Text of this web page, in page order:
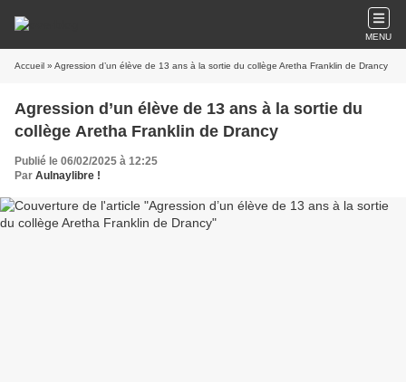
MENU
Accueil » Agression d’un élève de 13 ans à la sortie du collège Aretha Franklin de Drancy
Agression d’un élève de 13 ans à la sortie du
collège Aretha Franklin de Drancy
Publié le 06/02/2025 à 12:25
Par Aulnaylibre !